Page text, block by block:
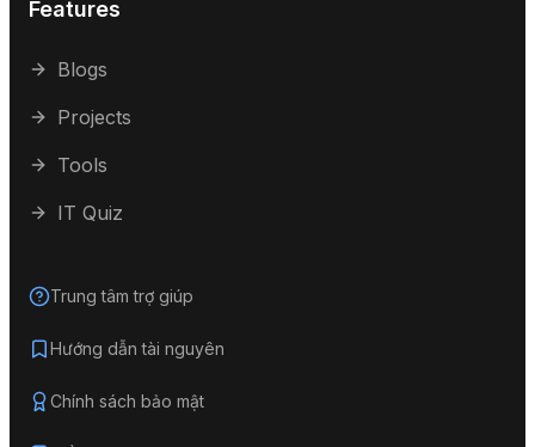
Features
Blogs
Projects
Tools
IT Quiz
Trung tâm trợ giúp
Hướng dẫn tài nguyên
Chính sách bảo mật